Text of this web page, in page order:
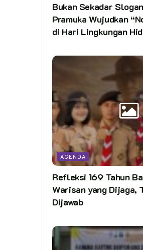
Bukan Sekadar
Pramuka Wujudkan
di Hari Lingkungan
AGENDA
Refleksi 169 Tahun
Warisan yang Dijaga,
Dijawab